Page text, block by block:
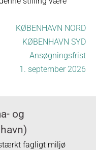
KØBENHAVN NORD
KØBENHAVN SYD
Ansøgningsfrist
1. september 2026
og
fagligt miljø